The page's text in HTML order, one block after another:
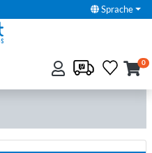
Sprache
0